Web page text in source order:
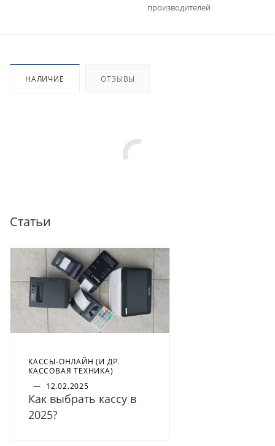
производителей
НАЛИЧИЕ ОТЗЫВЫ
Статьи
КАССЫ-ОНЛАЙН (И ДР.
КАССОВАЯ ТЕХНИКА)
— 12.02.2025
Как выбрать кассу в
2025?